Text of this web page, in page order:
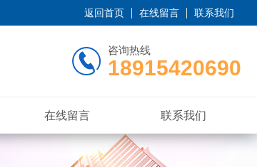
返回首页 在线留言 联系我们
咨询热线
18915420690
在线留言 联系我们